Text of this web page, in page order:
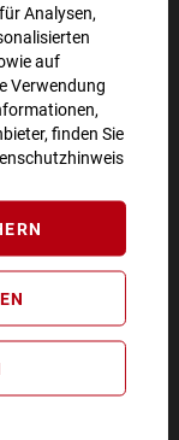
Analysen,
auf
Verwendung
finden Sie
von 100€.
38 70